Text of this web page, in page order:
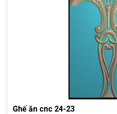
Ghế ăn cnc 24-23